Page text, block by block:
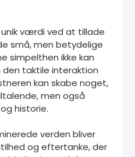
værdi ved at tillade
små, men betydelige
simpelthen ikke kan
den taktile interaktion
kan skabe noget,
men også
historie.
verden bliver
og eftertanke, der